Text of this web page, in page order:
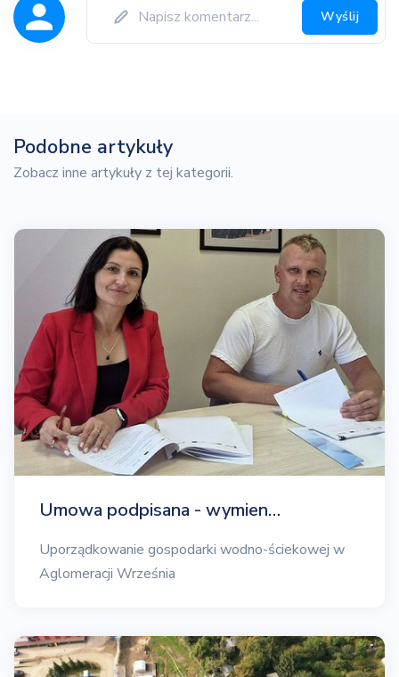
Wyślij
Podobne artykuły
Zobacz inne artykuły z tej kategorii.
Umowa podpisana - wymien…
Uporządkowanie gospodarki wodno-ściekowej w
Aglomeracji Września